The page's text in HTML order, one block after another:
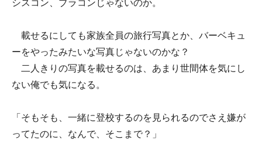
シスコン、ブラコンじゃないのか。
載せるにしても家族全員の旅行写真とか、バーベキュ
ーをやったみたいな写真じゃないのかな？
二人きりの写真を載せるのは、あまり世間体を気にし
ない俺でも気になる。
「そもそも、一緒に登校するのを見られるのでさえ嫌が
ってたのに、なんで、そこまで？」